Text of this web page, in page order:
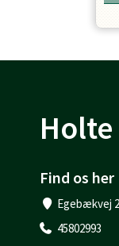
Find os her
Egebækvej
45802993